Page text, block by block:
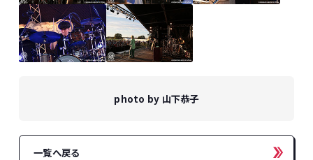
photo by 山下恭子
一覧へ戻る